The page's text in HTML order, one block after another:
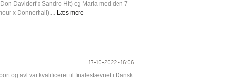
Davidorf x Sandro Hit) og Maria med den 7
x Donnerhall).... Læs mere
17-10-2022 - 16:06
og avl var kvalificeret til finalestævnet i Dansk